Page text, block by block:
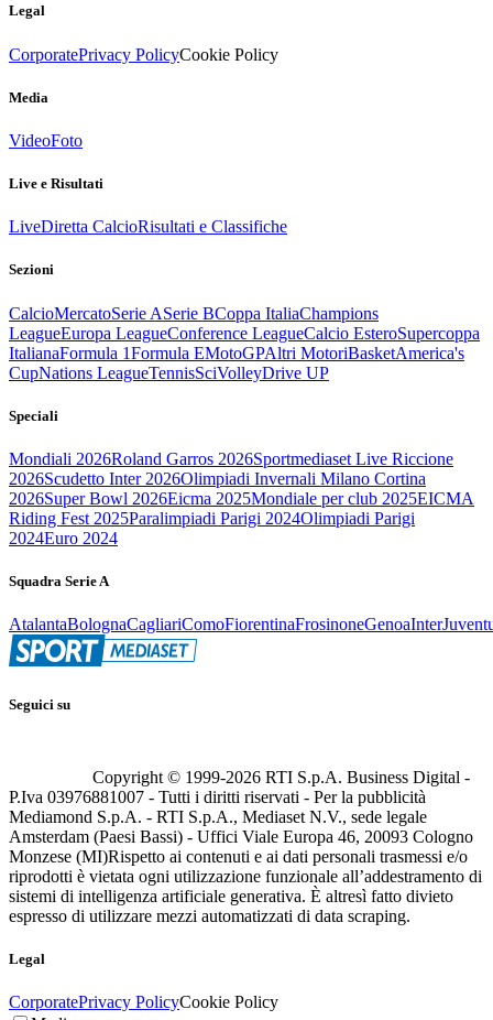
Legal
CorporatePrivacy PolicyCookie Policy
Media
VideoFoto
Live e Risultati
LiveDiretta CalcioRisultati e Classifiche
Sezioni
CalcioMercatoSerie ASerie BCoppa ItaliaChampions
LeagueEuropa LeagueConference LeagueCalcio EsteroSupercoppa
ItalianaFormula 1Formula EMotoGPAltri MotoriBasketAmerica's
CupNations LeagueTennisSciVolleyDrive UP
Speciali
Mondiali 2026Roland Garros 2026Sportmediaset Live Riccione
2026Scudetto Inter 2026Olimpiadi Invernali Milano Cortina
2026Super Bowl 2026Eicma 2025Mondiale per club 2025EICMA
Riding Fest 2025Paralimpiadi Parigi 2024Olimpiadi Parigi
2024Euro 2024
Squadra Serie A
AtalantaBolognaCagliariComoFiorentinaFrosinoneGenoaInter
Seguici su
Copyright © 1999-2026 RTI S.p.A. Business Digital -
P.Iva 03976881007 - Tutti i diritti riservati - Per la pubblicità
Mediamond S.p.A. - RTI S.p.A., Mediaset N.V., sede legale
Amsterdam (Paesi Bassi) - Uffici Viale Europa 46, 20093 Cologno
Monzese (MI)Rispetto ai contenuti e ai dati personali trasmessi e/o
riprodotti è vietata ogni utilizzazione funzionale all’addestramento di
sistemi di intelligenza artificiale generativa. È altresì fatto divieto
espresso di utilizzare mezzi automatizzati di data scraping.
Legal
CorporatePrivacy PolicyCookie Policy